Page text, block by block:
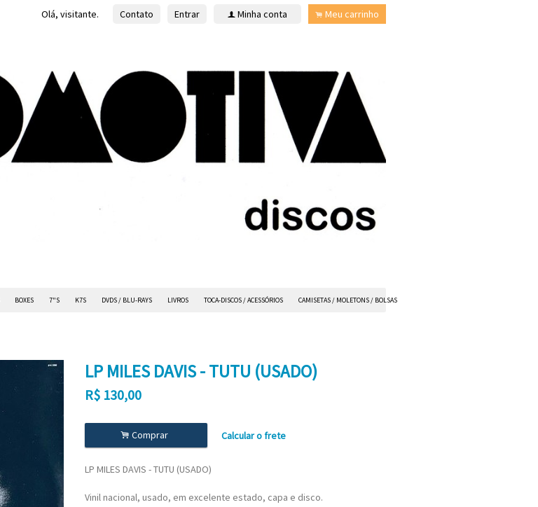
Olá, visitante. Contato Entrar f Minha conta . Meu carrinho
BOXES 7"S K7S DVDS / BLU-RAYS LIVROS TOCA-DISCOS / ACESSÓRIOS CAMISETAS / MOLETONS / BOLSAS
LP MILES DAVIS - TUTU (USADO)
R$ 130,00
. Comprar Calcular o frete
LP MILES DAVIS - TUTU (USADO)
Vinil nacional, usado, em excelente estado, capa e disco.